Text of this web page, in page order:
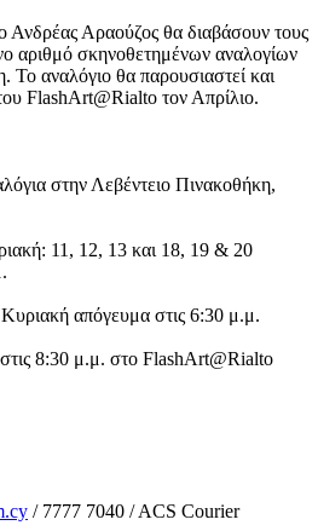
Αραούζος θα διαβάσουν τους
αριθμό σκηνοθετημένων αναλογίων
Το αναλόγιο θα παρουσιαστεί και
FlashArt@Rialto τον Απρίλιο.
στην Λεβέντειο Πινακοθήκη,
11, 12, 13 και 18, 19 & 20
απόγευμα στις 6:30 μ.μ.
8:30 μ.μ. στο FlashArt@Rialto
/ 7777 7040 / ACS Courier